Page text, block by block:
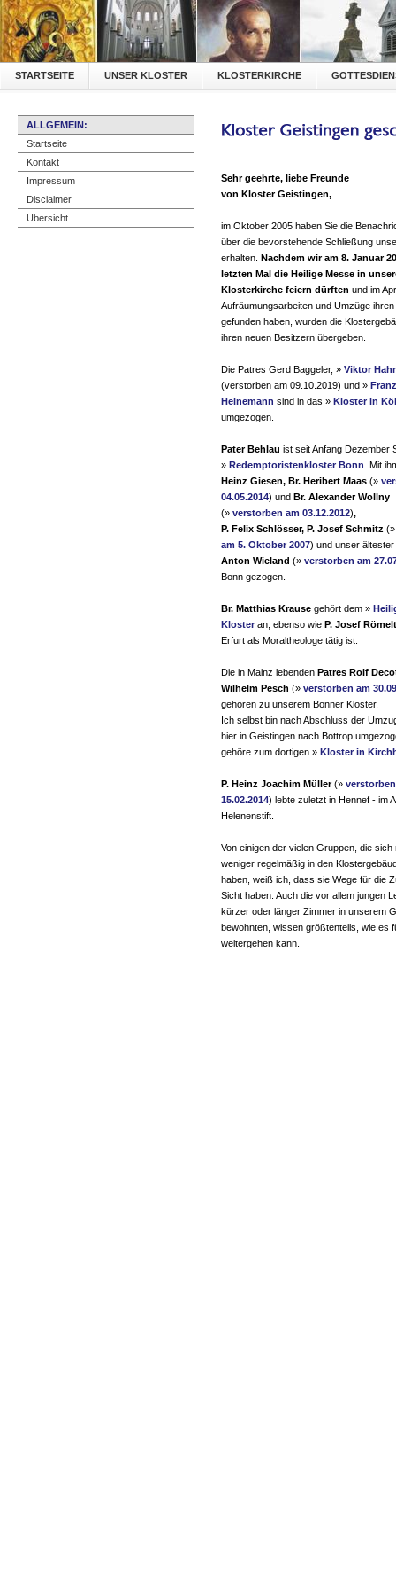
STARTSEITE UNSER KLOSTER KLOSTERKIRCHE
ALLGEMEIN:
Startseite
Kontakt
Impressum
Disclaimer
Übersicht
Sehr geehrte, liebe Freunde
von Kloster Geistingen,
im Oktober 2005 haben Sie die
über die bevorstehende Schließung
erhalten. Nachdem wir am 8. Januar
letzten Mal die Heilige Messe in
Klosterkirche feiern dürften und im
Aufräumungsarbeiten und Umzüge
gefunden haben, wurden die
ihren neuen Besitzern übergeben.
Die Patres Gerd Baggeler, » Viktor
(verstorben am 09.10.2019) und »
Heinemann sind in das » Kloster in
umgezogen.
Pater Behlau ist seit Anfang Dezember
» Redemptoristenkloster Bonn . Mit
Heinz Giesen, Br. Heribert Maas (»
04.05.2014) und Br. Alexander Wollny
(» verstorben am 03.12.2012),
P. Felix Schlösser, P. Josef Schmitz
am 5. Oktober 2007) und unser
Anton Wieland (» verstorben am
Bonn gezogen.
Br. Matthias Krause gehört dem »
Kloster an, ebenso wie P. Josef Römelt
Erfurt als Moraltheologe tätig ist.
Die in Mainz lebenden Patres Rolf
Wilhelm Pesch (» verstorben am
gehören zu unserem Bonner Kloster.
Ich selbst bin nach Abschluss der
hier in Geistingen nach Bottrop
gehöre zum dortigen » Kloster in
P. Heinz Joachim Müller(»
15.02.2014) lebte zuletzt in Hennef - im
Helenenstift.
Von einigen der vielen Gruppen, die sich
weniger regelmäßig in den
haben, weiß ich, dass sie Wege für die
Sicht haben. Auch die vor allem jungen
kürzer oder länger Zimmer in unserem
bewohnten, wissen größtenteils, wie es
weitergehen kann.